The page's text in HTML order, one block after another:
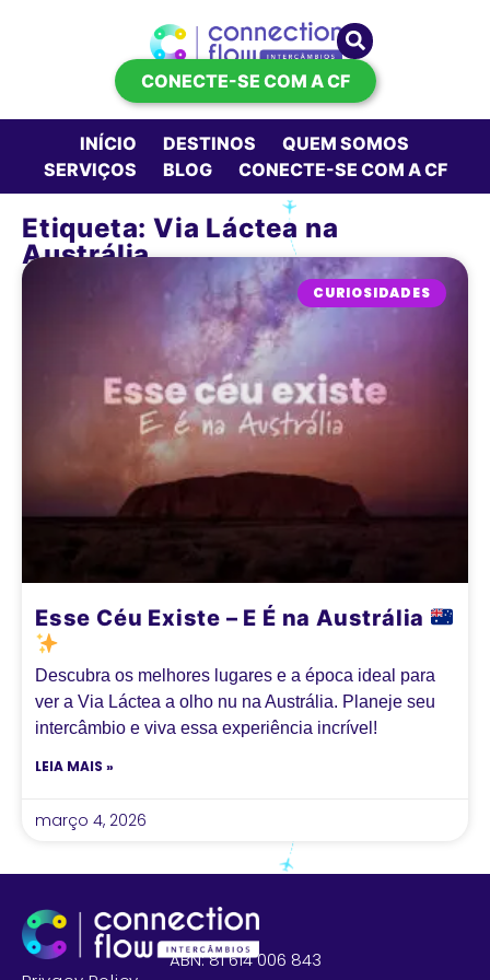
CONECTE-SE COM A CF
INÍCIO DESTINOS
QUEM SOMOS
SERVIÇOS
BLOG CONECTE-SE COM A CF
Etiqueta: Via Láctea na
Austrália
CURIOSIDADES
Esse Céu Existe – E É na Austrália
Descubra os melhores lugares e a época ideal para
ver a Via Láctea a olho nu na Austrália. Planeje seu
intercâmbio e viva essa experiência incrível!
LEIA MAIS »
março 4, 2026
ABN: 81 614 006 843